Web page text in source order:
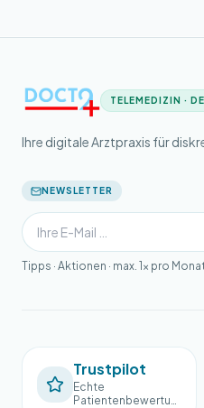
TELEMEDIZIN ·
Ihre digitale Arztpraxis für
NEWSLETTER
Tipps · Aktionen · max. 1× pro
Trustpilot
Echte
Patientenbewertun